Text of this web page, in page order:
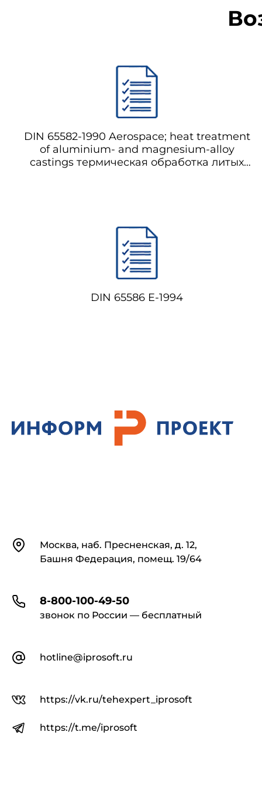
DIN 65582-1990 Aerospace; heat treatment
of aluminium- and magnesium-alloy
castings термическая обработка литых
DIN 65586 E-1994
КонтактыМосква, наб. Пресненская, д. 12,
Башня Федерация, помещ. 19/64
8-800-100-49-50
звонок по России — бесплатный
hotline@iprosoft.ru
https://vk.ru/tehexpert_iprosoft
https://t.me/iprosoft